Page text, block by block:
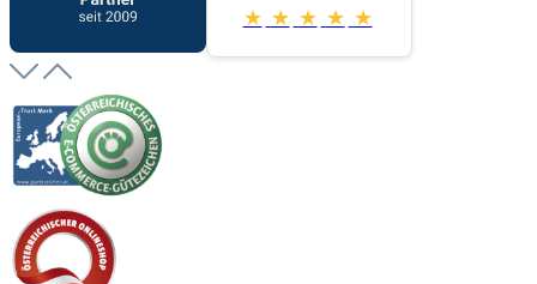
★ ★ ★ ★ ★